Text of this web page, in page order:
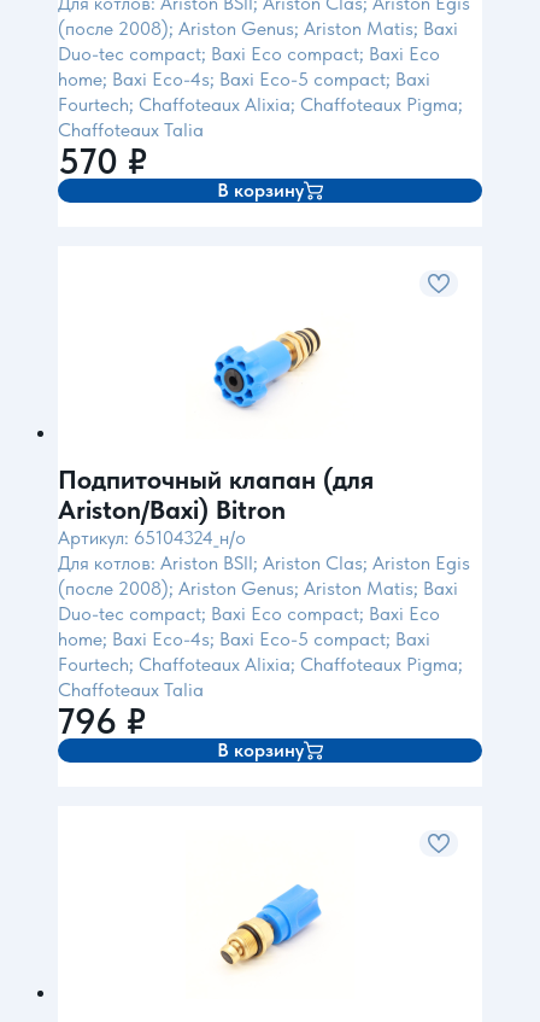
(после 2008); Ariston Genus; Ariston Matis; Baxi
Duo-tec compact; Baxi Eco compact; Baxi Eco
home; Baxi Eco-4s; Baxi Eco-5 compact; Baxi
Fourtech; Chaffoteaux Alixia; Chaffoteaux Pigma;
Chaffoteaux Talia
570 ₽
В корзину
Подпиточный клапан (для
Ariston/Baxi) Bitron
Артикул: 65104324_н/о
Для котлов: Ariston BSII; Ariston Clas; Ariston Egis
(после 2008); Ariston Genus; Ariston Matis; Baxi
Duo-tec compact; Baxi Eco compact; Baxi Eco
home; Baxi Eco-4s; Baxi Eco-5 compact; Baxi
Fourtech; Chaffoteaux Alixia; Chaffoteaux Pigma;
Chaffoteaux Talia
796 ₽
В корзину